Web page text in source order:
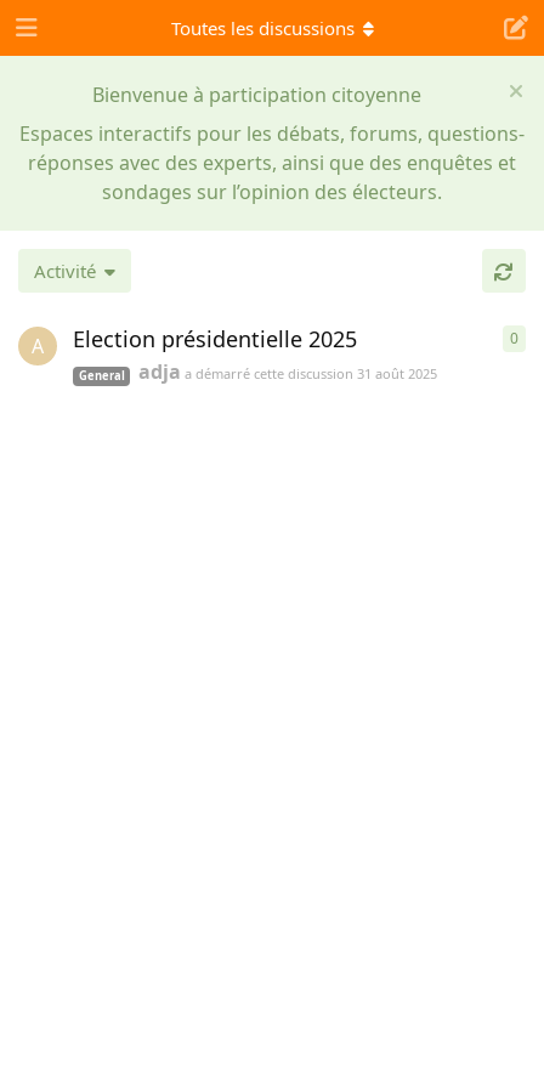
Bienvenue à participation citoyenne
Espaces interactifs pour les débats, forums, questions-
réponses avec des experts, ainsi que des enquêtes et
sondages sur l’opinion des électeurs.
Toutes les discussions
Activité
A Election présidentielle 2025
General adja a démarré cette discussion31 août 2025
0